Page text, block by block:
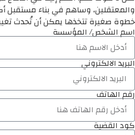
والمعتقلين، وساهم في بناء مستقبل
خطوة صغيرة تتخذها يمكن أن تُحدث
اسم الشخص/ المؤسسة
البريد الالكتروني
رقم الهاتف
كود القضية